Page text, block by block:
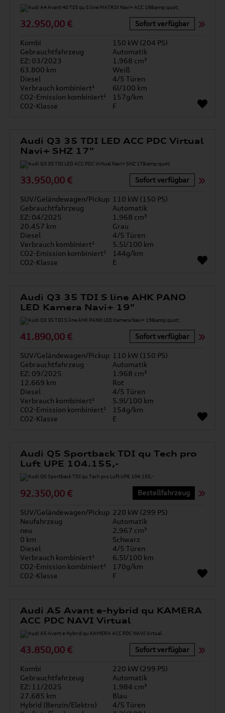
32.950,00 € Sofort verfügbar
Kombi
150 kW (204 PS)
Gebrauchtfahrzeug
Automatik
EZ: 03/2023
1.968 cm³
63.800 km
Weiß
Diesel
4/5 Türen
Verbrauch kombiniert¹
6l/100 km
CO2-Emission kombiniert¹
157g/km
CO2-Klasse
F
Audi Q3 35 TDI LED ACC PDC Virtual
Navi+ SHZ 17"
33.950,00 € Sofort verfügbar
SUV/Geländewagen/Pickup 110 kW (150 PS)
Gebrauchtfahrzeug
Automatik
EZ: 04/2025
1.968 cm³
20.457 km
Grau
Diesel
4/5 Türen
Verbrauch kombiniert¹
5.5l/100 km
CO2-Emission kombiniert¹
144g/km
CO2-Klasse
E
Audi Q3 35 TDI S line AHK PANO
LED Kamera Navi+ 19"
41.890,00 € Sofort verfügbar
SUV/Geländewagen/Pickup 110 kW (150 PS)
Gebrauchtfahrzeug
Automatik
EZ: 09/2025
1.968 cm³
12.669 km
Rot
Diesel
4/5 Türen
Verbrauch kombiniert¹
5.9l/100 km
CO2-Emission kombiniert¹
154g/km
CO2-Klasse
E
Audi Q5 Sportback TDI qu Tech pro
Luft UPE 104.155,-
92.350,00 € Bestellfahrzeug
SUV/Geländewagen/Pickup 220 kW (299 PS)
Neufahrzeug
Automatik
neu
2.967 cm³
0 km
Schwarz
Diesel
4/5 Türen
Verbrauch kombiniert¹
6.5l/100 km
CO2-Emission kombiniert¹
170g/km
CO2-Klasse
F
Audi A5 Avant e-hybrid qu KAMERA
ACC PDC NAVI Virtual
43.850,00 € Sofort verfügbar
Kombi
220 kW (299 PS)
Gebrauchtfahrzeug
Automatik
EZ: 11/2025
1.984 cm³
27.685 km
Blau
Hybrid (Benzin/Elektro)
4/5 Türen